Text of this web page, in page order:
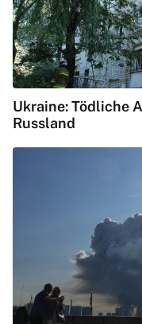
Ukraine: Tödliche
Russland